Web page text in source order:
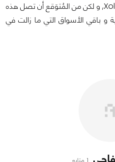
الجديدة الخاصة بشركتي أسير و Xolo, و لكن من المُتوَقع أن تصل هذه
و باقي الأسواق التي ما زالت في